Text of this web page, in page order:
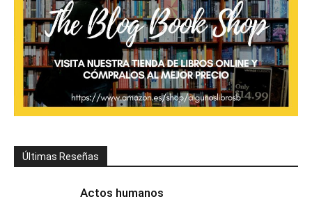
Últimas Reseñas
Actos humanos